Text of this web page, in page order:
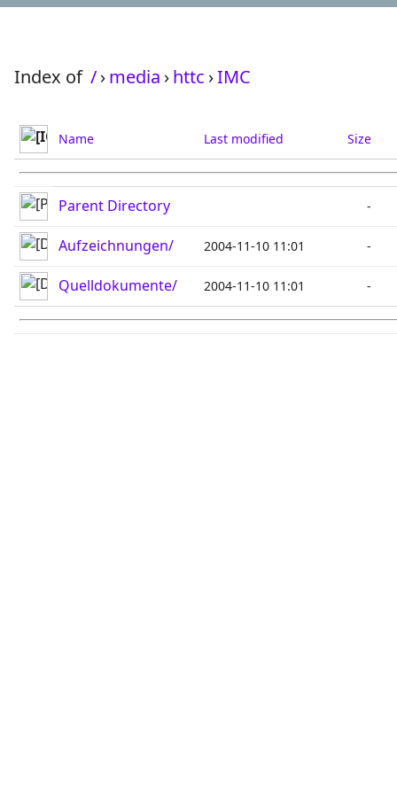
Index of /›media ›httc ›IMC
Name Last modified Size
Parent Directory -
Aufzeichnungen/ 2004-11-10 11:01 -
Quelldokumente/ 2004-11-10 11:01 -